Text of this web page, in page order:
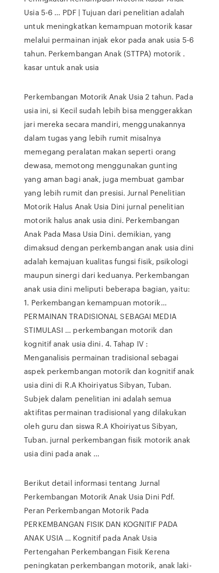
Usia 5-6 ... PDF | Tujuan dari penelitian adalah
untuk meningkatkan kemampuan motorik kasar
melalui permainan injak ekor pada anak usia 5-6
tahun. Perkembangan Anak (STTPA) motorik .
kasar untuk anak usia
Perkembangan Motorik Anak Usia 2 tahun. Pada
usia ini, si Kecil sudah lebih bisa menggerakkan
jari mereka secara mandiri, menggunakannya
dalam tugas yang lebih rumit misalnya
memegang peralatan makan seperti orang
dewasa, memotong menggunakan gunting
yang aman bagi anak, juga membuat gambar
yang lebih rumit dan presisi. Jurnal Penelitian
Motorik Halus Anak Usia Dini jurnal penelitian
motorik halus anak usia dini. Perkembangan
Anak Pada Masa Usia Dini. demikian, yang
dimaksud dengan perkembangan anak usia dini
adalah kemajuan kualitas fungsi fisik, psikologi
maupun sinergi dari keduanya. Perkembangan
anak usia dini meliputi beberapa bagian, yaitu:
1. Perkembangan kemampuan motorik…
PERMAINAN TRADISIONAL SEBAGAI MEDIA
STIMULASI … perkembangan motorik dan
kognitif anak usia dini. 4. Tahap IV :
Menganalisis permainan tradisional sebagai
aspek perkembangan motorik dan kognitif anak
usia dini di R.A Khoiriyatus Sibyan, Tuban.
Subjek dalam penelitian ini adalah semua
aktifitas permainan tradisional yang dilakukan
oleh guru dan siswa R.A Khoiriyatus Sibyan,
Tuban. jurnal perkembangan fisik motorik anak
usia dini pada anak ...
Berikut detail informasi tentang Jurnal
Perkembangan Motorik Anak Usia Dini Pdf.
Peran Perkembangan Motorik Pada
PERKEMBANGAN FISIK DAN KOGNITIF PADA
ANAK USIA … Kognitif pada Anak Usia
Pertengahan Perkembangan Fisik Kerena
peningkatan perkembangan motorik, anak laki-